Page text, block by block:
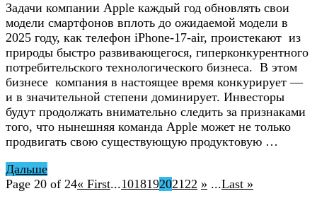
Задачи компании Apple каждый год обновлять свои
модели смартфонов вплоть до ожидаемой модели в
2025 году, как телефон iPhone-17-air, проистекают из
природы быстро развивающегося, гиперконкурентного
потребительского технологического бизнеса. В этом
бизнесе компания в настоящее время конкурирует —
и в значительной степени доминирует. Инвесторы
будут продолжать внимательно следить за признаками
того, что нынешняя команда Apple может не только
продвигать свою существующую продуктовую …
Дальше
Page 20 of 24« First...101819202122 » ...Last »